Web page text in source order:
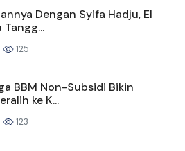
Dengan Syifa Hadju, El
Tangg...
125
BBM Non-Subsidi Bikin
ke K...
123